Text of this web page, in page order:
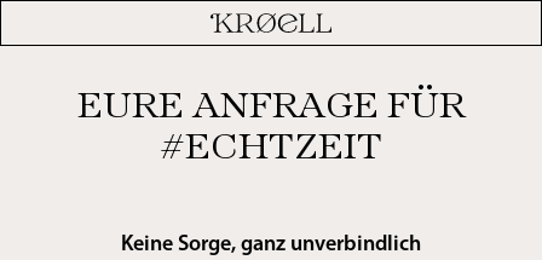
EURE ANFRAGE FÜR
#ECHTZEIT
Keine Sorge, ganz unverbindlich